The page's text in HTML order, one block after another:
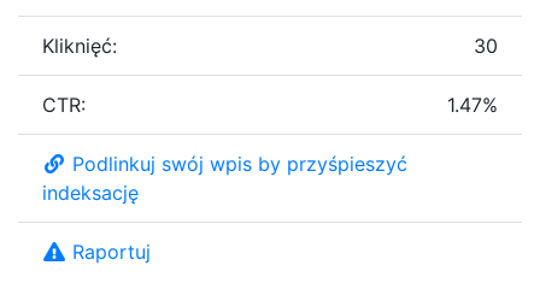
Kliknięć: 30
CTR: 1.47%
Podlinkuj swój wpis by przyśpieszyć
indeksację
Raportuj